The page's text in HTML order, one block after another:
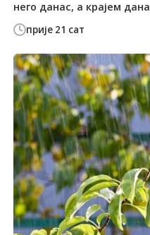
прије 21 сат
него данас, а крајем